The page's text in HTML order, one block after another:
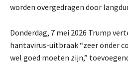
worden overgedragen door
Donderdag, 7 mei 2026 Trump
hantavirus-uitbraak “zeer onder
wel goed moeten zijn,”